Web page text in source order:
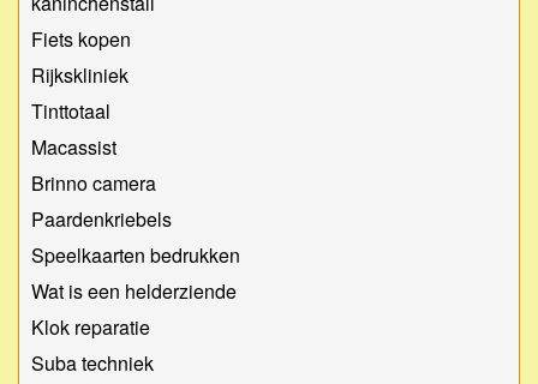
Fiets kopen
Rijkskliniek
Tinttotaal
Macassist
Brinno camera
Paardenkriebels
Speelkaarten bedrukken
Wat is een helderziende
Klok reparatie
Suba techniek